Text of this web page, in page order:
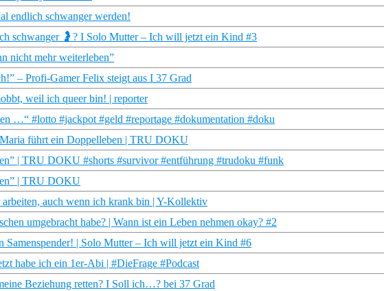
endlich schwanger werden!
schwanger 🤰? I Solo Mutter – Ich will jetzt ein Kind #3
nicht mehr weiterleben”
– Profi-Gamer Felix steigt aus I 37 Grad
weil ich queer bin! | reporter
…“ #lotto #jackpot #geld #reportage #dokumentation #doku
führt ein Doppelleben | TRU DOKU
| TRU DOKU #shorts #survivor #entführung #trudoku #funk
| TRU DOKU
auch wenn ich krank bin | Y-Kollektiv
umgebracht habe? | Wann ist ein Leben nehmen okay? #2
Samenspender! | Solo Mutter – Ich will jetzt ein Kind #6
habe ich ein 1er-Abi | #DieFrage #Podcast
Beziehung retten? I Soll ich…? bei 37 Grad